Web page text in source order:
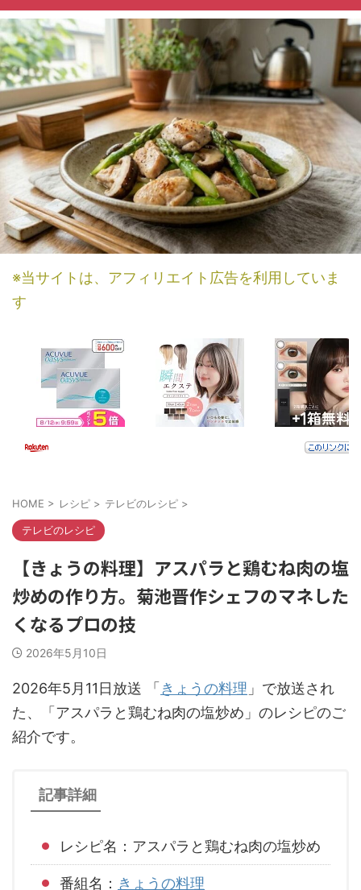
※当サイトは、アフィリエイト広告を利用していま
す
HOME > レシピ > テレビのレシピ >
テレビのレシピ
【きょうの料理】アスパラと鶏むね肉の塩
炒めの作り方。菊池晋作シェフのマネした
くなるプロの技
2026年5月10日
2026年5月11日放送 「 きょうの料理 」で放送され
た、「アスパラと鶏むね肉の塩炒め」のレシピのご
紹介です。
記事詳細
レシピ名：アスパラと鶏むね肉の塩炒め
番組名： きょうの料理